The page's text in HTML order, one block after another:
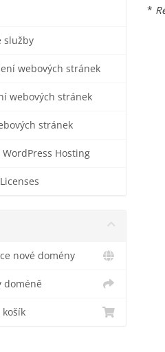
služby
webových stránek
webových stránek
stránek
Hosting
nové domény
doméně
*